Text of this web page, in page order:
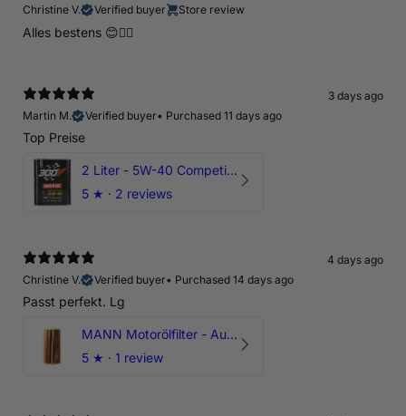
Christine V. Verified buyer Store review
Alles bestens 😊👍🏻
3 days ago
Martin M.
Verified buyer• Purchased 11 days ago
Top Preise
2 Liter - 5W-40 Competition 300V Motul Motoröl
5 ★ · 2 reviews
4 days ago
Christine V.
Verified buyer• Purchased 14 days ago
Passt perfekt. Lg
MANN Motorölfilter - Audi RS3 TTRS RSQ3 VZ5 - DAZ DNW
5 ★ · 1 review